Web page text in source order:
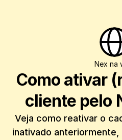
Nex na
Como ativar
cliente pelo
Veja como reativar o
inativado